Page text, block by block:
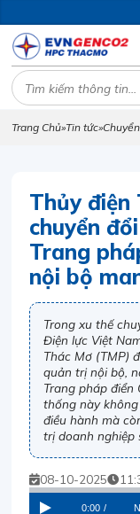
Trang Chủ»Tin tức»
Thủy điện
chuyển
Trang
nội bộ
Trong xu thế
Điện lực Việt
Thác Mơ (TMP)
quản trị nội bộ,
Trang pháp điển
thống này
điều hành mà
trị doanh nghiệp
08-10-2025
0:00 /